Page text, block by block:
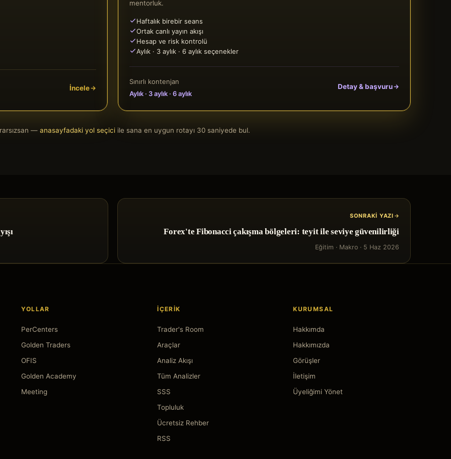
İncele
mentorluk.
Haftalık birebir seans
Ortak canlı yayın akışı
Hesap ve risk kontrolü
Aylık · 3 aylık · 6 aylık seçenekler
Sınırlı kontenjan
Aylık · 3 aylık · 6 aylık
Detay & başvuru
— anasayfadaki yol seçici ile sana en uygun rotayı 30 saniyede bul.
SONRAKI YAZI
Forex'te Fibonacci çakışma bölgeleri: teyit ile seviye güvenilirliği
Eğitim · Makro · 5 Haz 2026
YOLLAR
PerCenters
Golden Traders
OFIS
Golden Academy
Meeting
İÇERIK
Trader's Room
Araçlar
Analiz Akışı
Tüm Analizler
SSS
Topluluk
Ücretsiz Rehber
RSS
KURUMSAL
Hakkımda
Hakkımızda
Görüşler
İletişim
Üyeliğimi Yönet